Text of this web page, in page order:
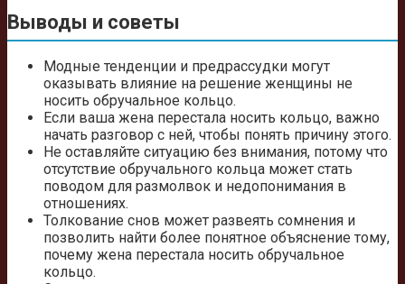
Выводы и советы
Модные тенденции и предрассудки могут
оказывать влияние на решение женщины не
носить обручальное кольцо.
Если ваша жена перестала носить кольцо, важно
начать разговор с ней, чтобы понять причину этого.
Не оставляйте ситуацию без внимания, потому что
отсутствие обручального кольца может стать
поводом для размолвок и недопонимания в
отношениях.
Толкование снов может развеять сомнения и
позволить найти более понятное объяснение тому,
почему жена перестала носить обручальное
кольцо.